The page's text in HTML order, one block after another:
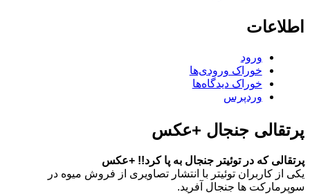
اطلاعات
ورود
خوراک ورودی‌ها
خوراک دیدگاه‌ها
وردپرس
پرتقالی جنجال +عکس
پرتقالی که در توئیتر جنجال به پا کرد!! +عکس
یکی از کاربران توئیتر با انتشار تصاویری از فروش میوه در
سوپرمارکت ها جنجال آفرید.